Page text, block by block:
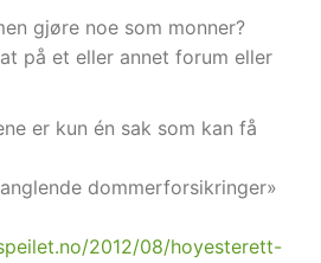
gjøre noe som monner?
på et eller annet forum eller
er kun én sak som kan få
dommerforsikringer»
2012/08/hoyesterett-